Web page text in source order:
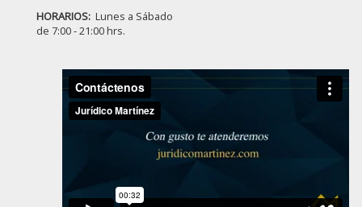
HORARIOS:Lunes a Sábado
de 7:00 - 21:00 hrs.